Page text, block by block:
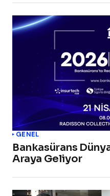
GENEL
Bankasürans
Araya Geliyor